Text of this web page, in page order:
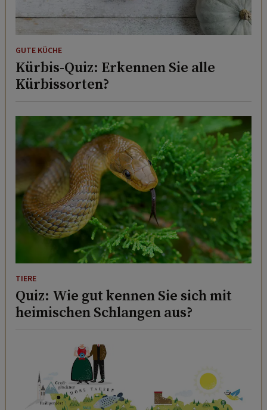
GUTE KÜCHE
Kürbis-Quiz: Erkennen Sie alle
Kürbissorten?
TIERE
Quiz: Wie gut kennen Sie sich mit
heimischen Schlangen aus?